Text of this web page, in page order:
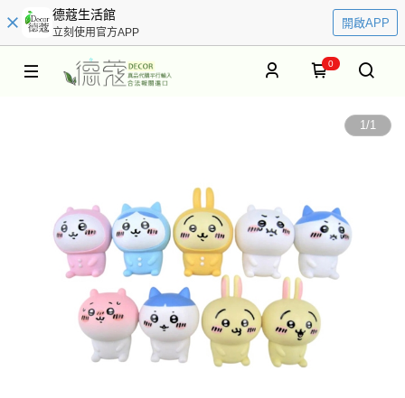
德蔻生活館
立刻使用官方APP
開啟APP
0
1/1